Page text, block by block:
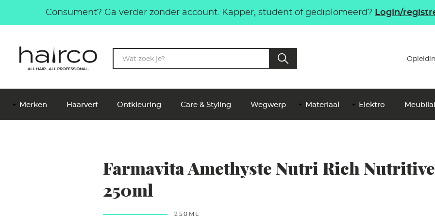
Overslaan en naar de inhoud gaan
Consument? Ga verder zonder account. Kapper, student of gediplomeerd? Login/
Trefwoorden
Top
Hoofdnavigatie
Merken Haarverf Ontkleuring Care & Styling Wegwerp Materiaal Elektro
Farmavita Amethyste Nutri Rich
250ml
250ML